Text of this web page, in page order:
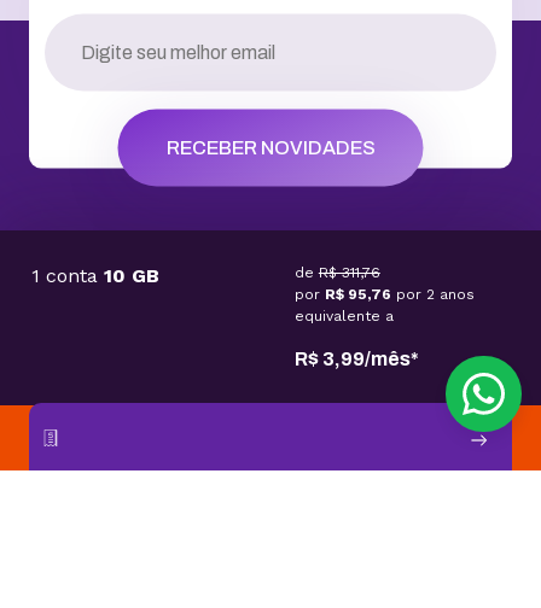
1 conta 10 GB deR$ 311,76
por R$ 95,76 por 2 anos
equivalente a
R$ 3,99/mês*
RECEBER NOVIDADES
Atendemos você todos os dias a qualquer hora